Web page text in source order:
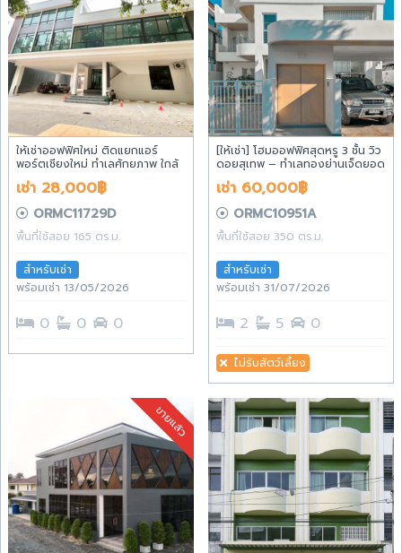
ให้เช่าออฟฟิศใหม่ ติดแยกแอร์
พอร์ตเชียงใหม่ ทำเลศักยภาพ ใกล้
สนามบินเชียงใหม่ เหมาะสำหรับ
คลินิก บริษัท และสถาบันสอนพิเศษ
เช่า 28,000฿
ORMC11729D
พื้นที่ใช้สอย 165 ตร.ม.
สำหรับเช่า
พร้อมเช่า 13/05/2026
0 0 0
[ให้เช่า] โฮมออฟฟิศสุดหรู 3 ชั้น วิว
ดอยสุเทพ – ทำเลทองย่านเจ็ดยอด
ใกล้ห้าง MAYA เพียง 900 เมตร
เช่า 60,000฿
ORMC10951A
พื้นที่ใช้สอย 350 ตร.ม.
สำหรับเช่า
พร้อมเช่า 31/07/2026
2 5 0
ไม่รับสัตว์เลี้ยง
ขายแล้ว